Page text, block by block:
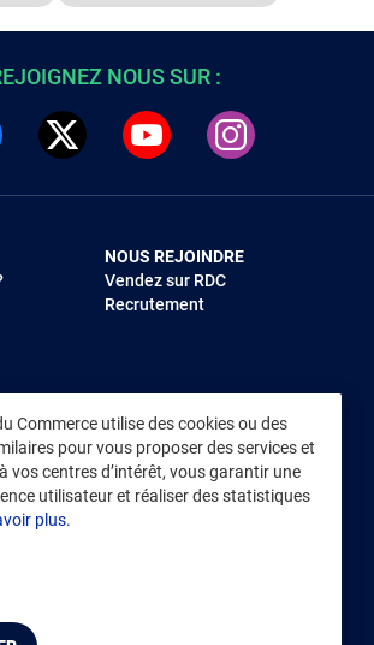
Commerce utilise des cookies ou des
pour vous proposer des services et
vos centres d’intérêt, vous garantir une
utilisateur et réaliser des statistiques
plus.
NOUS SUR :
NOUS REJOINDRE
Vendez sur RDC
Recrutement